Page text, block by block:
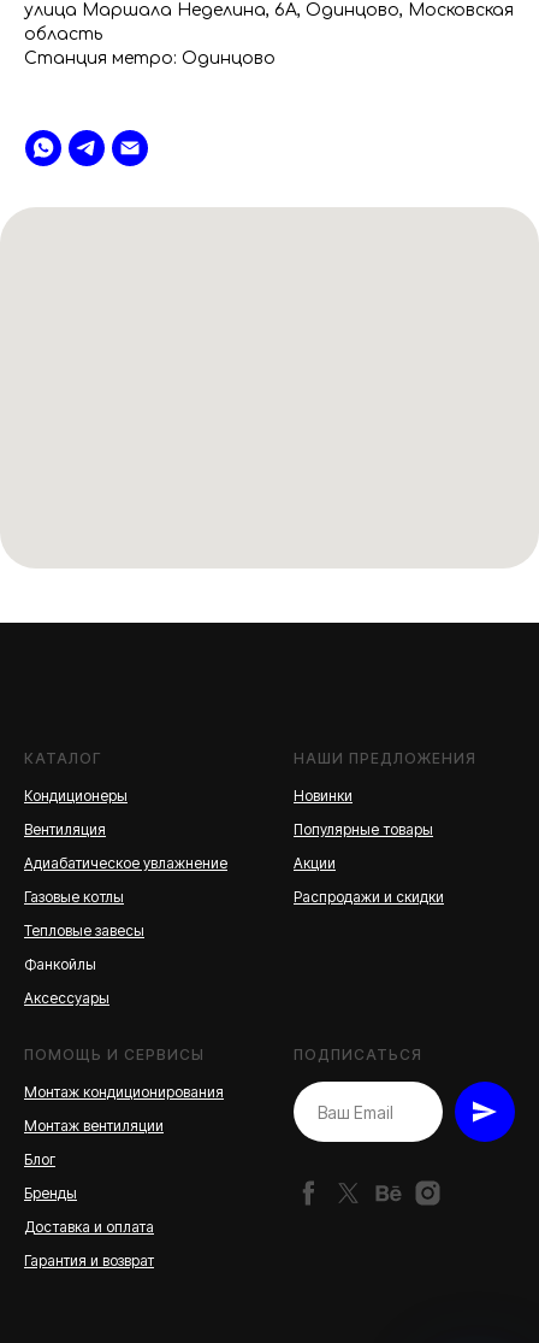
улица Маршала Неделина, 6А, Одинцово, Московская
область
Станция метро: Одинцово
КАТАЛОГ
Кондиционеры
Вентиляция
Адиабатическое увлажнение
Газовые котлы
Тепловые завесы
Фанкойлы
Аксессуары
НАШИ ПРЕДЛОЖЕНИЯ
Новинки
Популярные товары
Акции
Распродажи и скидки
ПОМОЩЬ И СЕРВИСЫ
Монтаж кондиционирования
Монтаж вентиляции
Блог
Бренды
Доставка и оплата
Гарантия и возврат
ПОДПИСАТЬСЯ